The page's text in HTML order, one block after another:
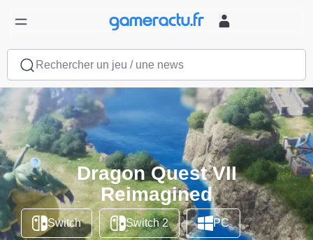
Rechercher un jeu / une news
Dragon Quest VII
Reimagined
Switch Switch 2 PC